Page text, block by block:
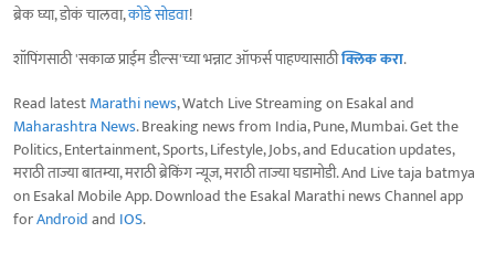
ब्रेक घ्या, डोकं चालवा,कोडे सोडवा!
शॉपिंगसाठी 'सकाळ प्राईम डील्स'च्या भन्नाट ऑफर्स पाहण्यासाठीक्लिक करा.
Read latestMarathi news, Watch Live Streaming on Esakal and
Maharashtra News. Breaking news from India, Pune, Mumbai. Get the
Politics, Entertainment, Sports, Lifestyle, Jobs, and Education updates,
मराठी ताज्या बातम्या, मराठी ब्रेकिंग न्यूज, मराठी ताज्या घडामोडी. And Live taja batmya
on Esakal Mobile App. Download the Esakal Marathi news Channel app
forAndroidand IOS.